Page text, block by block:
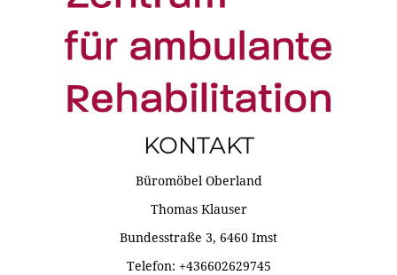
KONTAKT
Büromöbel Oberland
Thomas Klauser
Bundesstraße 3, 6460 Imst
Telefon: +436602629745